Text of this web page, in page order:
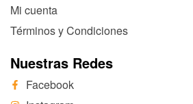
Mi cuenta
Términos y Condiciones
Nuestras Redes
Facebook